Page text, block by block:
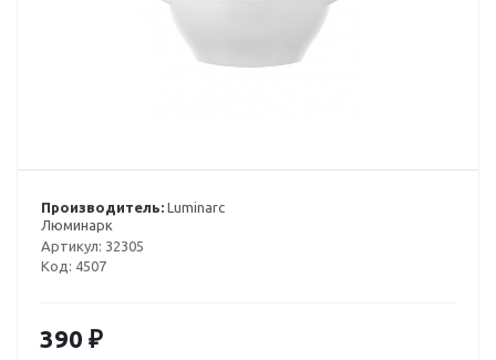
Производитель: Luminarc
Люминарк
Артикул: 32305
Код: 4507
390 ₽